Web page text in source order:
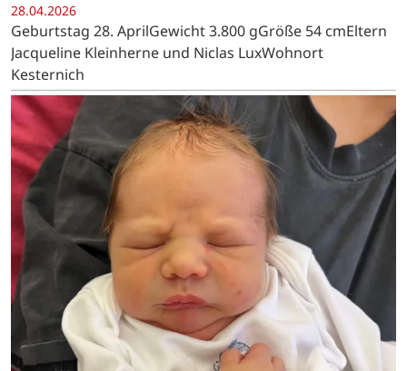
28.04.2026
Geburtstag 28. AprilGewicht 3.800 gGröße 54 cmEltern
Jacqueline Kleinherne und Niclas LuxWohnort
Kesternich